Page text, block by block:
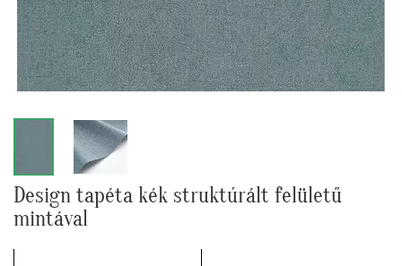
Design tapéta kék struktúrált felületű
mintával